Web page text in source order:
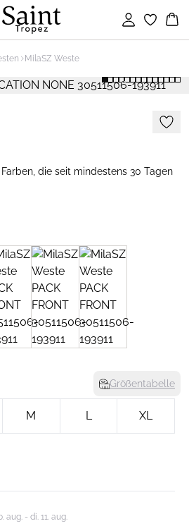
Einloggen
MilaSZ Weste
die seit mindestens 30 Tagen
Größentabelle
M L XL
aug. - di. 11. aug.